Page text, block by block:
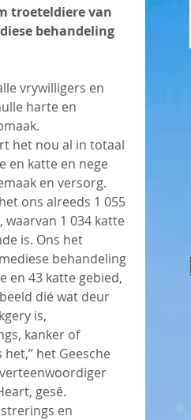
troeteldiere van
behandeling
vrywilligers en
harte en
het nou al in totaal
en katte en nege
en versorg.
ons alreeds 1 055
waarvan 1 034 katte
is. Ons het
behandeling
en 43 katte gebied,
dié wat deur
is,
kanker of
het Geesche
gesê.
en